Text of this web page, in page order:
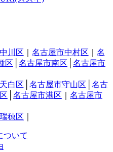
川区 名古屋市中村区
名
区 名古屋市南区
名古屋市
白区 名古屋市守山区
名古
名古屋市港区
名古屋市
穂区
ついて